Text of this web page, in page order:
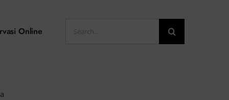
Online
for: